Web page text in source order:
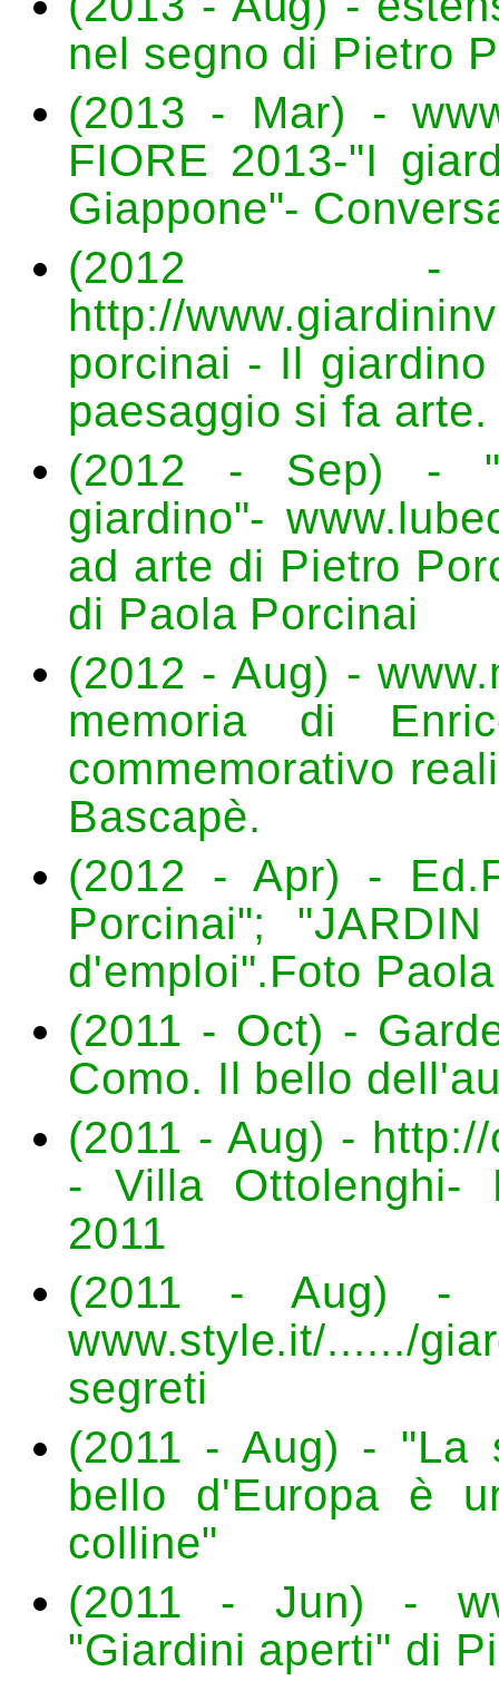
nel segno di Pietro
(2013 - Mar) -
FIORE 2013-"I
Giappone"-
(2012
http://
porcinai - Il
paesaggio si fa arte.
(2012 - Sep) -
giardino"-
ad arte di Pietro
di Paola Porcinai
(2012 - Aug) -
memoria di
commemorativo
Bascapè.
(2012 - Apr) -
Porcinai";
d'emploi".Foto
(2011 - Oct) -
Como. Il bello
(2011 - Aug) -
- Villa Ottolenghi-
2011
(2011 - Aug) -
www.style.it/....../
segreti
(2011 - Aug) - "La
bello d'Europa è
colline"
(2011 - Jun) -
"Giardini aperti" di